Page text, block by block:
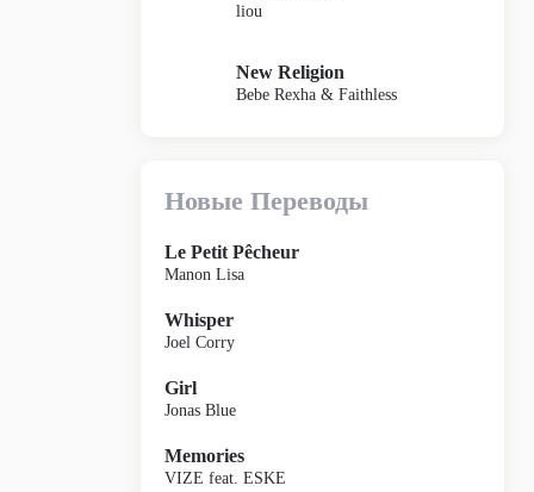
liou
New Religion
Bebe Rexha & Faithless
Новые Переводы
Le Petit Pêcheur
Manon Lisa
Whisper
Joel Corry
Girl
Jonas Blue
Memories
VIZE feat. ESKE